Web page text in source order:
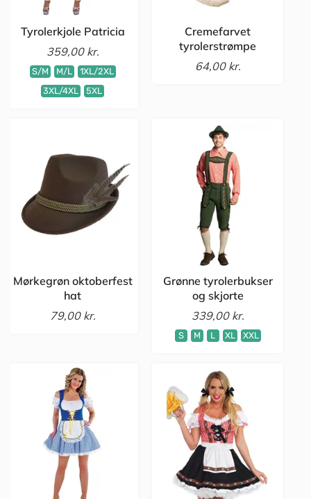
Tyrolerkjole Patricia
359,00 kr.
S/M M/L
1XL/2XL
3XL/4XL
5XL
Cremefarvet
tyrolerstrømpe
64,00 kr.
Mørkegrøn oktoberfest
hat
79,00 kr.
Grønne tyrolerbukser
og skjorte
339,00 kr.
S M L XL XXL